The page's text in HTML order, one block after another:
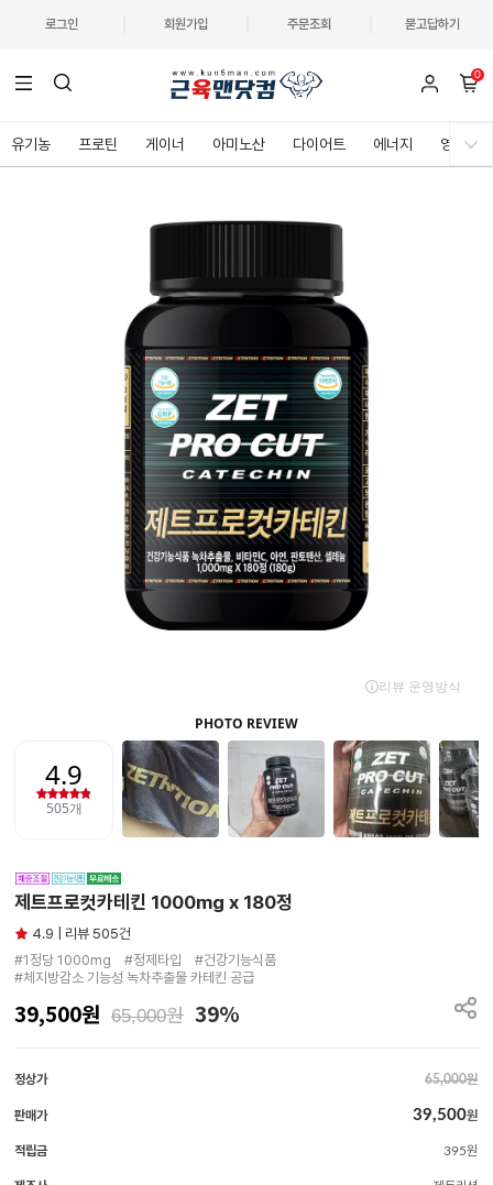
로그인 회원가입 주문조회 묻고답하기
0
유기농 프로틴 게이너 아미노산 다이어트 에너지 영양제
제트프로컷카테킨 1000mg x 180정
4.9 | 리뷰 505건
#1정당 1000mg　#정제타입　#건강기능식품
#체지방감소 기능성 녹차추출물 카테킨 공급
39,500원 65,000원 39%
정상가 65,000원
판매가 39,500원
적립금 395원